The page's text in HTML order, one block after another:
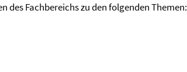
des Fachbereichs zu den folgenden Themen: